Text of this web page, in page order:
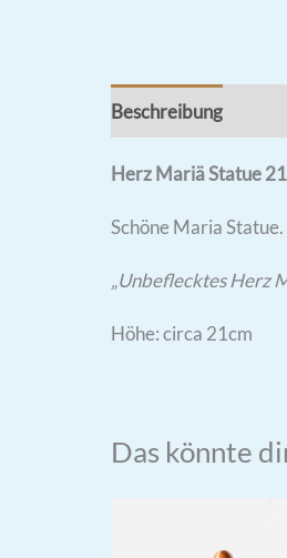
Beschreibung
Herz Mariä Statue
Schöne Maria Statue.
„Unbeflecktes Herz
Höhe: circa 21cm
Das könnte